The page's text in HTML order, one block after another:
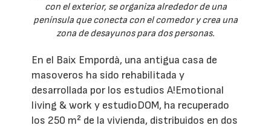
con el exterior, se organiza alrededor de una
península que conecta con el comedor y crea una
zona de desayunos para dos personas.
En el Baix Empordà, una antigua casa de
masoveros ha sido rehabilitada y
desarrollada por los estudios A!Emotional
living & work y estudioDOM, ha recuperado
los 250 m² de la vivienda, distribuidos en dos